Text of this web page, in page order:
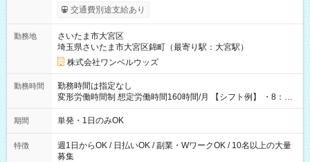
いOK！（規定あり） ┗働いたその日に現金GET♪ お仕事後はコ
ンビニATMから 日払い分を引き落とせます！ 【試用期間】試
交通費別途支給あり
勤務地
さいたま市大宮区
埼玉県さいたま市大宮区錦町（最寄り駅：大宮駅）
株式会社ワンベルウッズ
勤務時間
勤務時間は指定なし
変形労働時間制 想定労働時間160時間/月 【シフト例】 ・8：00
～21：00
期間 単発・1日のみOK
特徴
週1日からOK / 日払いOK / 副業・WワークOK / 10名以上の大量
募集